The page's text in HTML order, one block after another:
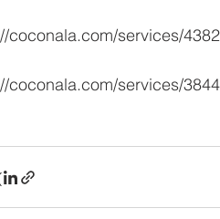
coconala.com/services/
coconala.com/services/